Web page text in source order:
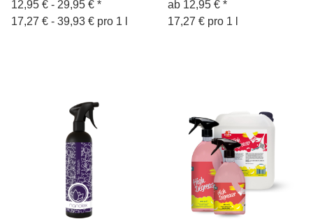
12,95 € - 29,95 € *
17,27 € - 39,93 € pro 1 l
ab 12,95 € *
17,27 € pro 1 l